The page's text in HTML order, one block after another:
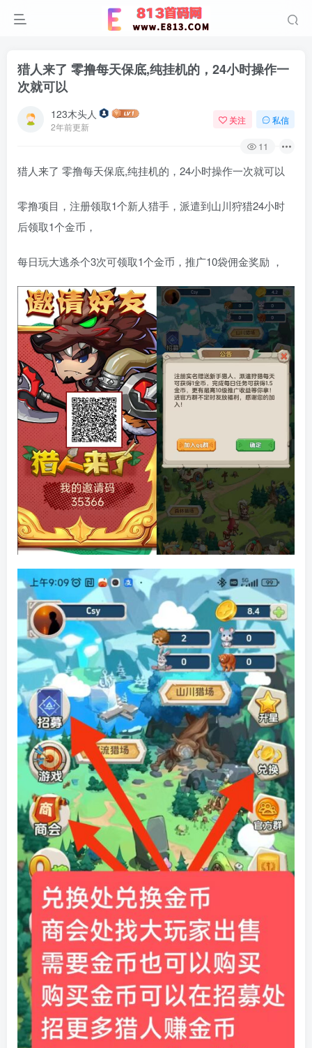
猎人来了 零撸每天保底,纯挂机的，24小时操作一
次就可以
123木头人
2年前更新
关注 私信
11
猎人来了 零撸每天保底,纯挂机的，24小时操作一次就可以
零撸项目，注册领取1个新人猎手，派遣到山川狩猎24小时
后领取1个金币，
每日玩大逃杀个3次可领取1个金币，推广10袋佣金奖励 ，